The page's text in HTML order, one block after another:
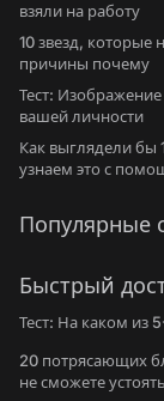
взяли на работу
10 звезд, которые
причины почему
Тест:
вашей личности
Как выглядели бы
узнаем это с
Популярные
Быстрый
Тест: На каком из
20 потрясающих
не сможете устоять